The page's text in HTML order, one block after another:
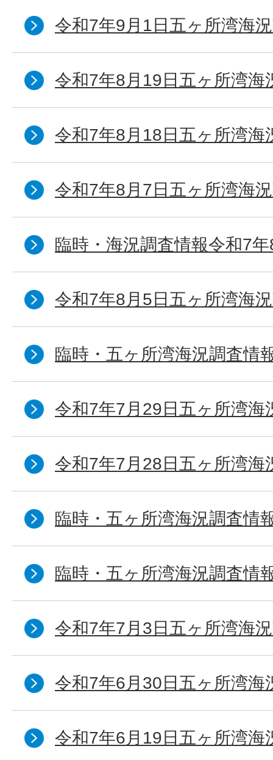
令和7年9月1日五ヶ所湾海
令和7年8月19日五ヶ所湾海
令和7年8月18日五ヶ所湾海
令和7年8月7日五ヶ所湾海
臨時・海況調査情報令和7
令和7年8月5日五ヶ所湾海
臨時・五ヶ所湾海況調査情
令和7年7月29日五ヶ所湾海
令和7年7月28日五ヶ所湾海
臨時・五ヶ所湾海況調査情
臨時・五ヶ所湾海況調査情
令和7年7月3日五ヶ所湾海
令和7年6月30日五ヶ所湾海
令和7年6月19日五ヶ所湾海